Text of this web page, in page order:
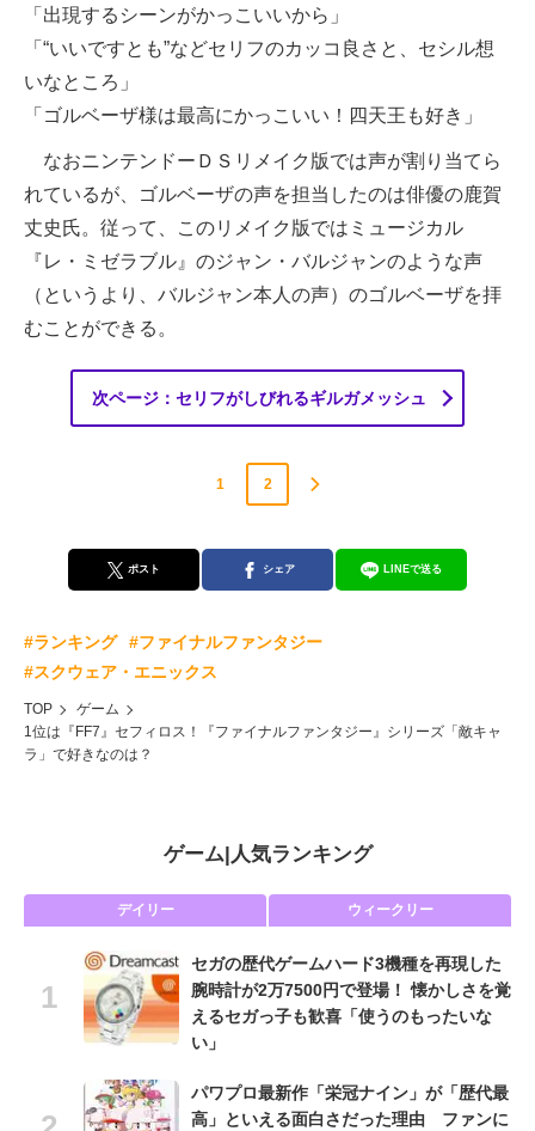
「出現するシーンがかっこいいから」
「“いいですとも”などセリフのカッコ良さと、セシル想
いなところ」
「ゴルベーザ様は最高にかっこいい！四天王も好き」
なおニンテンドーＤＳリメイク版では声が割り当てら
れているが、ゴルベーザの声を担当したのは俳優の鹿賀
丈史氏。従って、このリメイク版ではミュージカル
『レ・ミゼラブル』のジャン・バルジャンのような声
（というより、バルジャン本人の声）のゴルベーザを拝
むことができる。
次ページ：セリフがしびれるギルガメッシュ
1 2
ポスト シェア LINEで送る
#ランキング
#ファイナルファンタジー
#スクウェア・エニックス
TOP
ゲーム
1位は『FF7』セフィロス！『ファイナルファンタジー』シリーズ「敵キャ
ラ」で好きなのは？
ゲーム|人気ランキング
デイリー ウィークリー
セガの歴代ゲームハード3機種を再現した
腕時計が2万7500円で登場！ 懐かしさを覚
えるセガっ子も歓喜「使うのもったいな
い」
パワプロ最新作「栄冠ナイン」が「歴代最
高」といえる面白さだった理由 ファンに